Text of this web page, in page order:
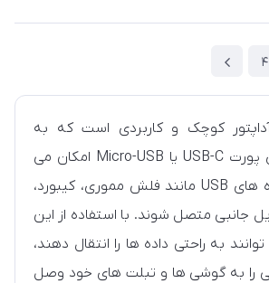
4
کوچک و کاربردی است که به
دستگاه های دارای پورت USB-C یا Micro-USB امکان می
دهد تا به دستگاه های USB مانند فلش مموری، کیبورد،
جانبی متصل شوند. با استفاده از این
به راحتی داده ها را انتقال دهند،
را به گوشی ها و تبلت های خود وصل